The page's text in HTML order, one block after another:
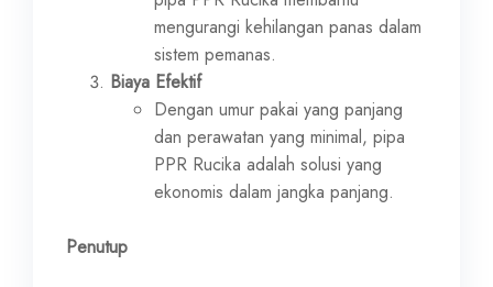
mengurangi kehilangan panas dalam
sistem pemanas.
Biaya Efektif
Dengan umur pakai yang panjang
dan perawatan yang minimal, pipa
PPR Rucika adalah solusi yang
ekonomis dalam jangka panjang.
Penutup